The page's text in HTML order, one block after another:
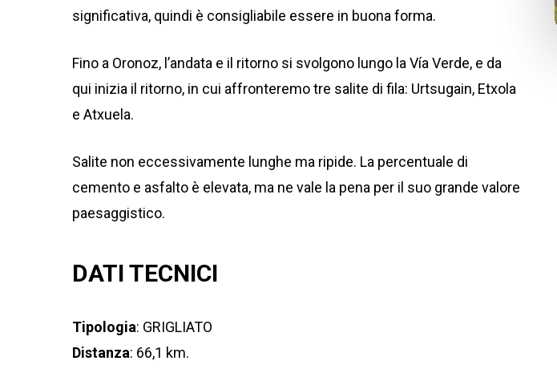
significativa, quindi è consigliabile essere in buona forma.
Fino a Oronoz, l’andata e il ritorno si svolgono lungo la Vía Verde, e da
qui inizia il ritorno, in cui affronteremo tre salite di fila: Urtsugain, Etxola
e Atxuela.
Salite non eccessivamente lunghe ma ripide. La percentuale di
cemento e asfalto è elevata, ma ne vale la pena per il suo grande valore
paesaggistico.
DATI TECNICI
Tipologia: GRIGLIATO
Distanza: 66,1 km.